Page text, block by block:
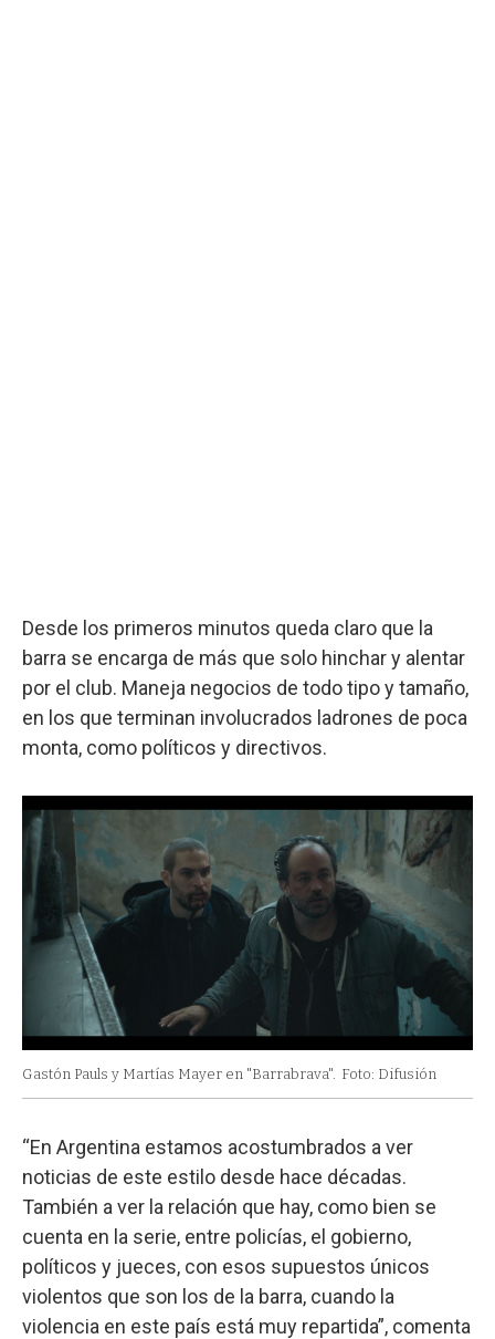
Desde los primeros minutos queda claro que la
barra se encarga de más que solo hinchar y alentar
por el club. Maneja negocios de todo tipo y tamaño,
en los que terminan involucrados ladrones de poca
monta, como políticos y directivos.
Gastón Pauls y Martías Mayer en "Barrabrava". Foto: Difusión
“En Argentina estamos acostumbrados a ver
noticias de este estilo desde hace décadas.
También a ver la relación que hay, como bien se
cuenta en la serie, entre policías, el gobierno,
políticos y jueces, con esos supuestos únicos
violentos que son los de la barra, cuando la
violencia en este país está muy repartida”, comenta